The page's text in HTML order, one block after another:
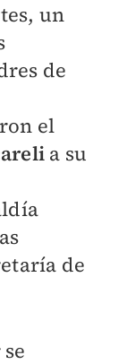
un
de
el
a su
de